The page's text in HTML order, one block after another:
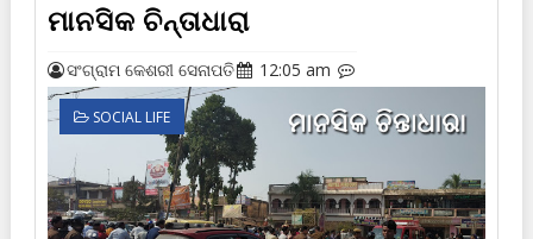
ମାନସିକ ଚିନ୍ତାଧାରା
ସଂଗ୍ରାମ କେଶରୀ ସେନାପତି 12:05 am
SOCIAL LIFE